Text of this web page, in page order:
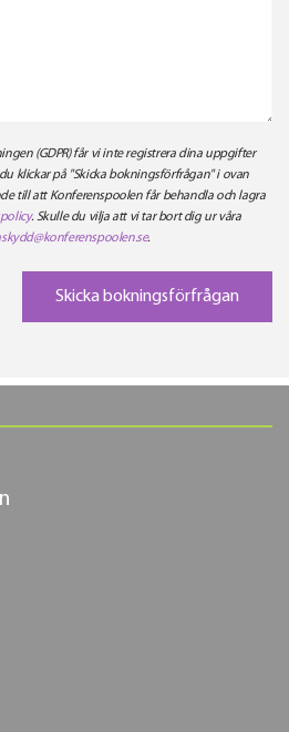
(GDPR) får vi inte registrera dina uppgifter
klickar på "Skicka bokningsförfrågan" i ovan
till att Konferenspoolen får behandla och lagra
. Skulle du vilja att vi tar bort dig ur våra
.